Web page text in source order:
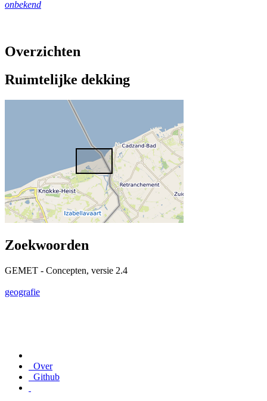
onbekend
Overzichten
Ruimtelijke dekking
Zoekwoorden
GEMET - Concepten, versie 2.4
geografie
Over
Github